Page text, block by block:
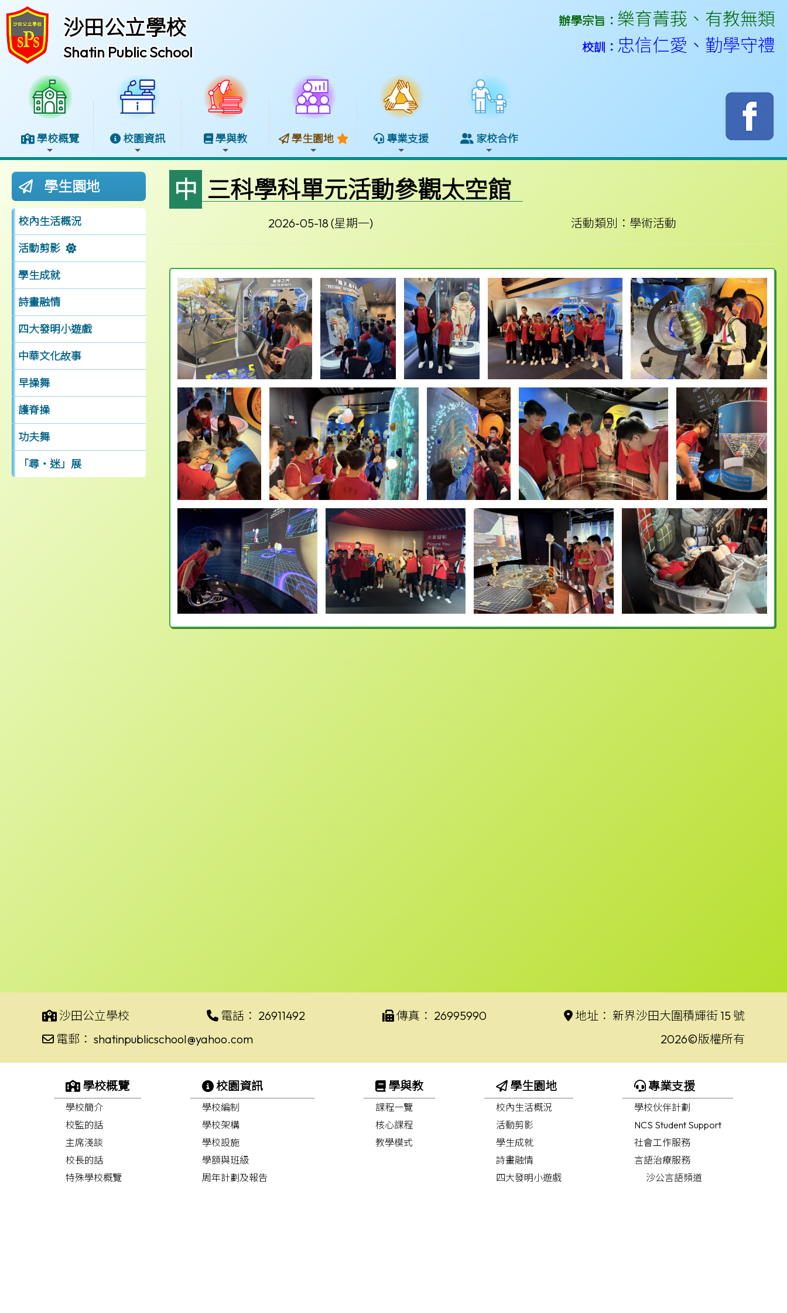
沙田公立學校
Shatin Public School
辦學宗旨： 樂育菁莪 、 有教無類
校訓： 忠信仁愛 、 勤學守禮
學校概覽 校園資訊 學與教 學生園地 專業支援 家校合作
學生園地
校內生活概況
活動剪影
學生成就
詩畫融情
四大發明小遊戲
中華文化故事
早操舞
護脊操
功夫舞
「尋‧迷」展
中三科學科單元活動參觀太空館
2026-05-18 (星期一) 活動類別：學術活動
沙田公立學校 電話： 26911492 傳真： 26995990 地址： 新界沙田大圍積輝街 15 號
電郵： shatinpublicschool@yahoo.com 2026©版權所有
學校概覽
學校簡介
校監的話
主席淺談
校長的話
特殊學校概覽
校園資訊
學校編制
學校架構
學校設施
學額與班級
周年計劃及報告
學與教
課程一覽
核心課程
教學模式
學生園地
校內生活概況
活動剪影
學生成就
詩畫融情
四大發明小遊戲
專業支援
學校伙伴計劃
NCS Student Support
社會工作服務
言語治療服務
沙公言語頻道